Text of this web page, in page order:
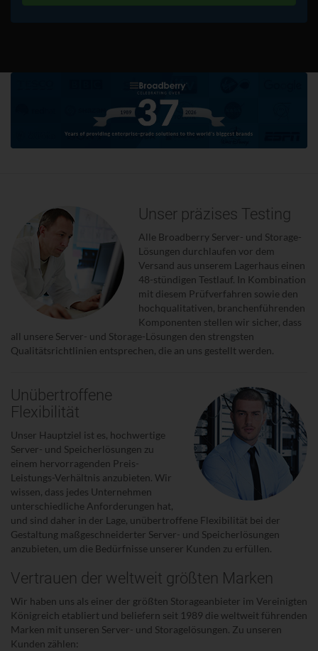
Unser präzises Testing
Alle Broadberry Server- und Storage-
Lösungen durchlaufen vor dem
Versand aus unserem Lagerhaus einen
48-stündigen Testlauf. In Kombination
mit diesem Prüfverfahren sowie den
hochqualitativen, branchenführenden
Komponenten stellen wir sicher, dass
all unsere Server- und Storage-Lösungen den strengsten
Qualitätsrichtlinien entsprechen, die an uns gestellt werden.
Unübertroffene
Flexibilität
Unser Hauptziel ist es, hochwertige
Server- und Speicherlösungen zu
einem hervorragenden Preis-
Leistungs-Verhältnis anzubieten. Wir
wissen, dass jedes Unternehmen
unterschiedliche Anforderungen hat,
und sind daher in der Lage, unübertroffene Flexibilität bei der
Gestaltung maßgeschneiderter Server- und Speicherlösungen
anzubieten, um die Bedürfnisse unserer Kunden zu erfüllen.
Vertrauen der weltweit größten Marken
Wir haben uns als einer der größten Storageanbieter im Vereinigten
Königreich etabliert und beliefern seit 1989 die weltweit führenden
Marken mit unseren Server- und Storagelösungen. Zu unseren
Kunden zählen: